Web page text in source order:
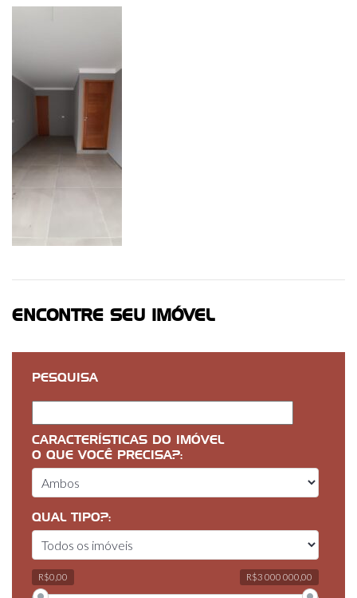
ENCONTRE SEU IMÓVEL
PESQUISA
CARACTERÍSTICAS DO IMÓVEL
O QUE VOCÊ PRECISA?:
QUAL TIPO?:
R$0,00 R$3 000 000,00